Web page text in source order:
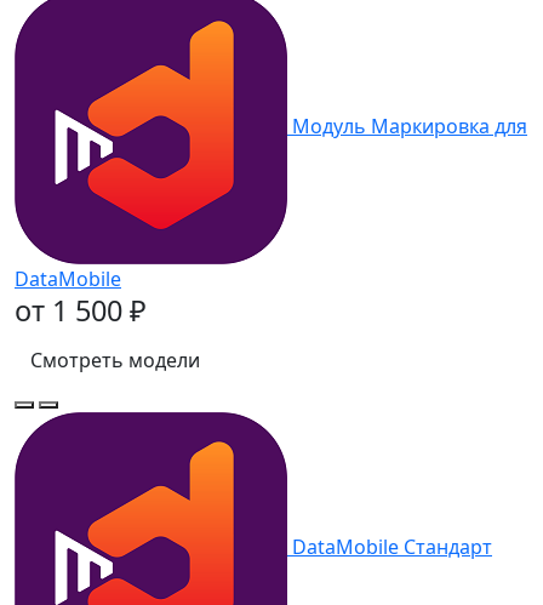
Модуль Маркировка для
DataMobile
от 1 500 ₽
Смотреть модели
DataMobile Стандарт